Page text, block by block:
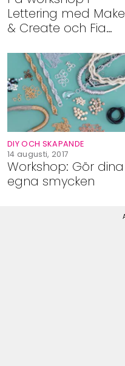
Lettering med Make
& Create och Fia
Workshop: Gör dina
egna smycken
DIY OCH SKAPANDE
14 augusti, 2017